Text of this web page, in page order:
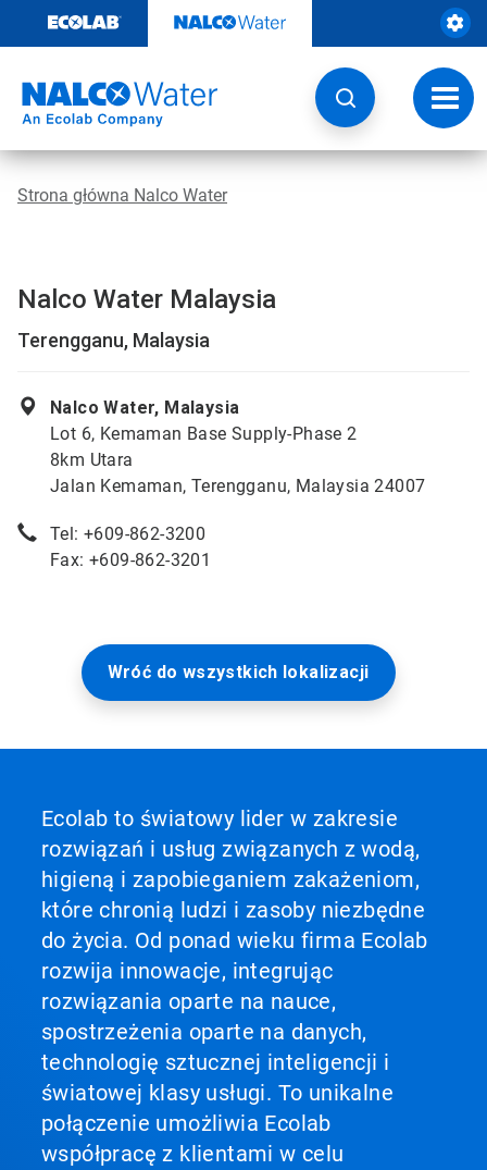
zawartości
Strona główna Nalco Water
Nalco Water Malaysia
Terengganu, Malaysia
Nalco Water, Malaysia
Lot 6, Kemaman Base Supply-Phase 2
8km Utara
Jalan Kemaman, Terengganu, Malaysia 24007
Tel: +609-862-3200
Fax: +609-862-3201
Wróć do wszystkich lokalizacji
Ecolab to światowy lider w zakresie
rozwiązań i usług związanych z wodą,
higieną i zapobieganiem zakażeniom,
które chronią ludzi i zasoby niezbędne
do życia. Od ponad wieku firma Ecolab
rozwija innowacje, integrując
rozwiązania oparte na nauce,
spostrzeżenia oparte na danych,
technologię sztucznej inteligencji i
światowej klasy usługi. To unikalne
połączenie umożliwia Ecolab
współpracę z klientami w celu